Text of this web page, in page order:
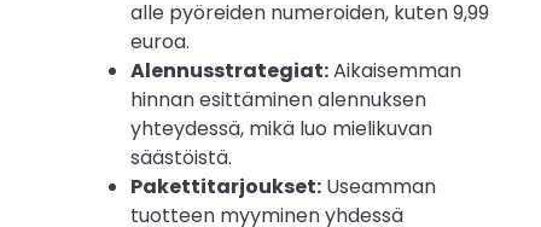
alle pyöreiden numeroiden, kuten 9,99
euroa.
Alennusstrategiat:Aikaisemman
hinnan esittäminen alennuksen
yhteydessä, mikä luo mielikuvan
säästöistä.
Pakettitarjoukset: Useamman
tuotteen myyminen yhdessä